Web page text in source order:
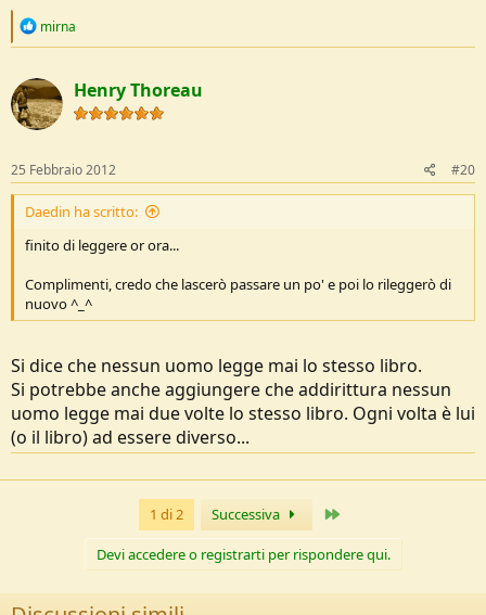
R
c
t
i
o
s
:
mirna
Henry Thoreau
25 Febbraio 2012 #20
Daedin ha scritto:
finito di leggere or ora...
Complimenti, credo che lascerò passare un po' e poi lo rileggerò di
nuovo ^_^
Si dice che nessun uomo legge mai lo stesso libro.
Si potrebbe anche aggiungere che addirittura nessun
uomo legge mai due volte lo stesso libro. Ogni volta è lui
(o il libro) ad essere diverso...
1 di 2 Successiva
Devi accedere o registrarti per rispondere qui.